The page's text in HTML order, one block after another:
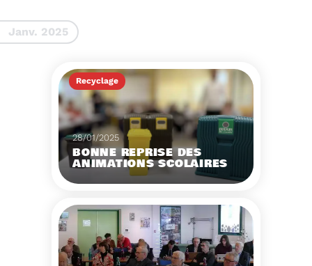
Janv. 2025
Recyclage
28/01/2025
BONNE REPRISE DES
ANIMATIONS SCOLAIRES
d’établissements
scolaires ont accueilli
dans leurs locaux les
ambassadeurs du tri du
Sydetom66
Voir plus